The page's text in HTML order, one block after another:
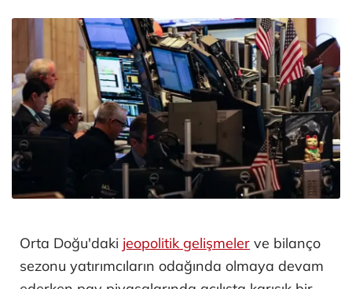
Orta Doğu'daki jeopolitik gelişmeler ve bilanço
sezonu yatırımcıların odağında olmaya devam